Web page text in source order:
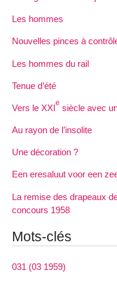
Les hommes
Nouvelles pinces à
Les hommes du rail
Tenue d’été
Vers le XXIe siècle avec
Au rayon de l’insolite
Une décoration ?
Een eresaluut voor een
La remise des drapeaux
concours 1958
Mots-clés
031 (03 1959)